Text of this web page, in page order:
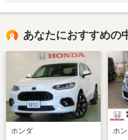
あなたにおすすめの
ホンダ ホ